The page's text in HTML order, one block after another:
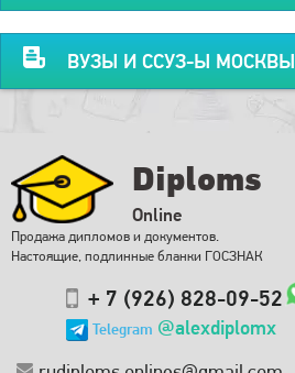
ВУЗЫ И ССУЗ-Ы МОСКВЫ
Diploms
Online
Продажа дипломов и документов.
Настоящие, подлинные бланки ГОСЗНАК
+ 7 (926) 828-09-52
Telegram @alexdiplomx